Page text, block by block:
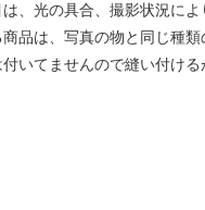
、光の具合、撮影状況に
品は、写真の物と同じ種類
いてませんので縫い付ける